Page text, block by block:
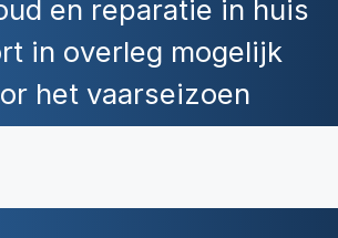
en reparatie in huis
in overleg mogelijk
het vaarseizoen